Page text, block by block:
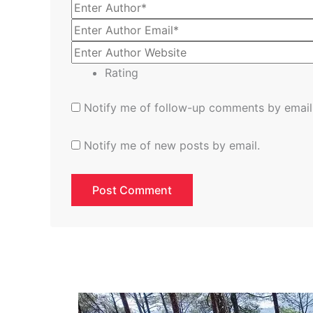
Rating
Notify me of follow-up comments by
Notify me of new posts by email.